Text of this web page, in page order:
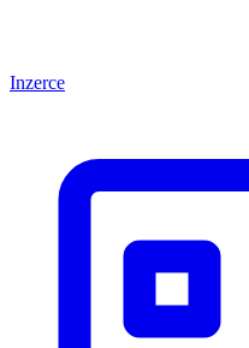
Inzerce